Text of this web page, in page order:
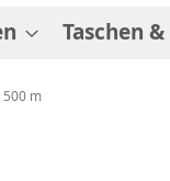
Taschen &
500 m